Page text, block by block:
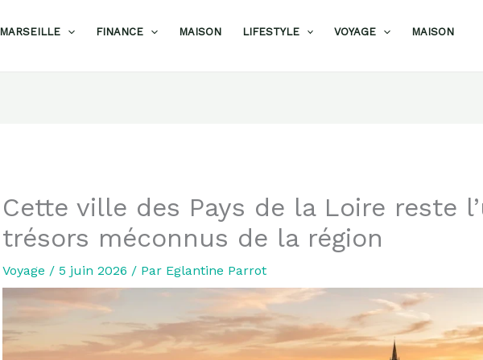
MARSEILLE FINANCE MAISON LIFESTYLE VOYAGE MAISON
Cette ville des Pays de la Loire reste
trésors méconnus de la région
Voyage / 5 juin 2026 / Par Eglantine Parrot